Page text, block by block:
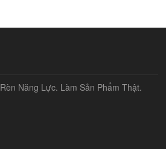
Năng Lực. Làm Sản Phẩm Thật.